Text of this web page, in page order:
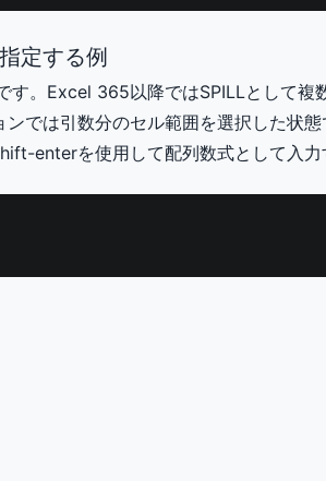
定する例
す。Excel 365以降ではSPILLとして複
では引数分のセル範囲を選択した状
enterを使用して配列数式として入力